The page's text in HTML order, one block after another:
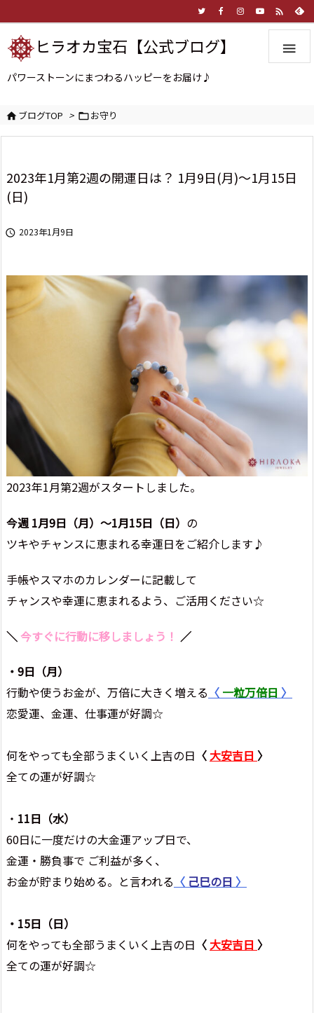


ヒラオカ宝石【公式ブログ】
パワーストーンにまつわるハッピーをお届け♪
ブログTOP > お守り
2023年1月第2週の開運日は？ 1月9日(月)～1月15日
(日)
 2023年1月9日
2023年1月第2週がスタートしました。
今週 1月9日（月）～1月15日（日） の
ツキやチャンスに恵まれる幸運日をご紹介します♪
手帳やスマホのカレンダーに記載して
チャンスや幸運に恵まれるよう、ご活用ください☆
＼ 今すぐに行動に移しましょう！ ／
・9日（月）
行動や使うお金が、万倍に大きく増える 〈 一粒万倍日 〉
恋愛運、金運、仕事運が好調☆
何をやっても全部うまくいく上吉の日 〈大安吉日 〉
全ての運が好調☆
・ 11日（水）
60日に一度だけの大金運アップ日で、
金運・勝負事で ご利益が多く、
お金が貯まり始める。と言われる 〈 己巳の日 〉
・15日（日）
何をやっても全部うまくいく上吉の日 〈大安吉日 〉
全ての運が好調☆